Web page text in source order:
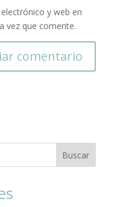
y web en
vez que comente.
Buscar